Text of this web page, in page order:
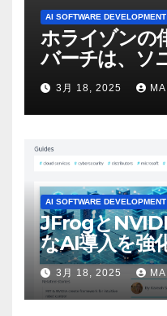
AI SOFTWARE DEVELOPMENT
ホライゾンの
バーチは、ソ
ビデオを見て
マンスという
感じた」と語
3月 18, 2025
AI SOFTWARE DEVELOPMENT
JFrogと
なAI導入を強
3月 18, 2025